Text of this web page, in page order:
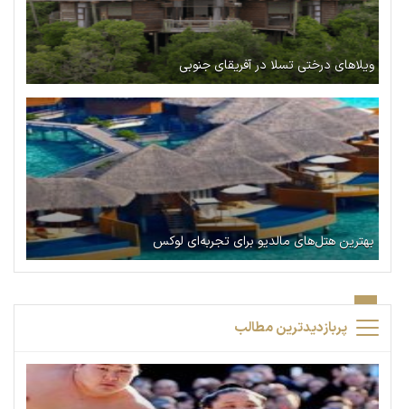
ویلاهای درختی تسلا در آفریقای جنوبی
بهترین هتل‌های مالدیو برای تجربه‌ای لوکس
پربازدیدترین مطالب